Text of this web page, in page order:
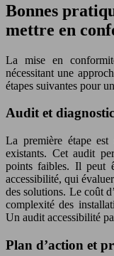
Bonnes
mettre en
La mise en
nécessitant une
étapes suivantes pour
Audit et diagnostic
La première étape
existants. Cet audit
points faibles. Il peut
accessibilité, qui
des solutions. Le coût
complexité des
Un audit accessibilité
Plan d’action et